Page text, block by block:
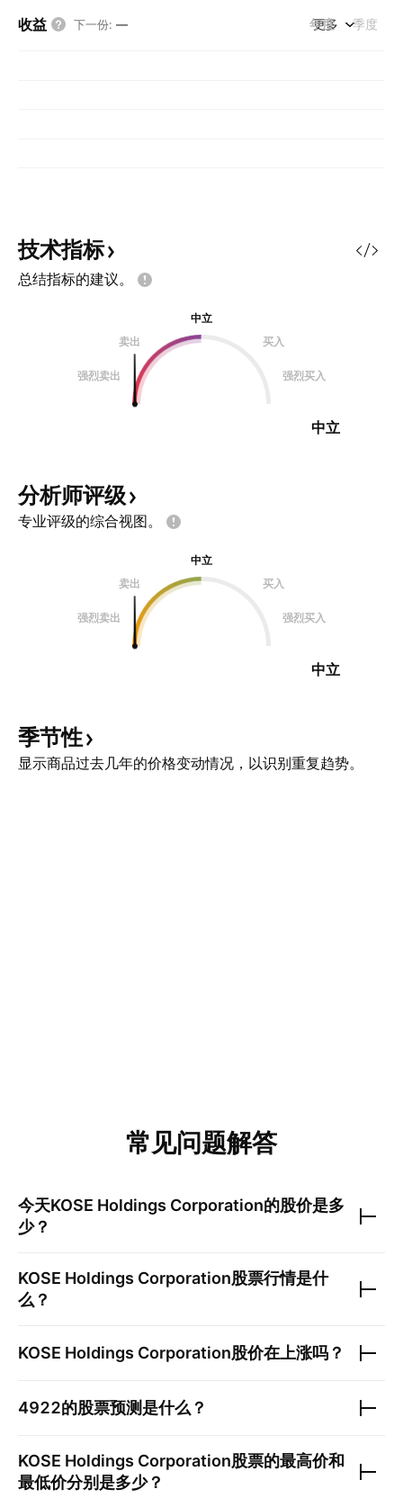
收益 下一份: — 年度 季度
更多
技术指标
总结指标的建议。
中立
卖出
买入
强烈卖出 强烈买入
中立
分析师评级
专业评级的综合视图。
中立
卖出
买入
强烈卖出 强烈买入
中立
季节性
显示商品过去几年的价格变动情况，以识别重复趋势。
常见问题解答
今天KOSE Holdings Corporation的股价是多
少？
KOSE Holdings Corporation股票行情是什
么？
KOSE Holdings Corporation股价在上涨吗？
4922的股票预测是什么？
KOSE Holdings Corporation股票的最高价和
最低价分别是多少？